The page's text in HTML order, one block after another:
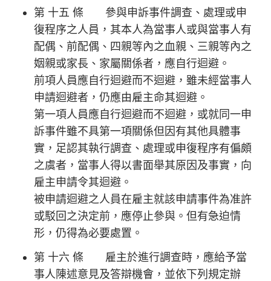
第 十五 條 參與申訴事件調查、處理或申
復程序之人員，其本人為當事人或與當事人有
配偶、前配偶、四親等內之血親、三親等內之
姻親或家長、家屬關係者，應自行迴避。
前項人員應自行迴避而不迴避，雖未經當事人
申請迴避者，仍應由雇主命其迴避。
第一項人員應自行迴避而不迴避，或就同一申
訴事件雖不具第一項關係但因有其他具體事
實，足認其執行調查、處理或申復程序有偏頗
之虞者，當事人得以書面舉其原因及事實，向
雇主申請令其迴避。
被申請迴避之人員在雇主就該申請事件為准許
或駁回之決定前，應停止參與。但有急迫情
形，仍得為必要處置。
第 十六 條 雇主於進行調查時，應給予當
事人陳述意見及答辯機會，並依下列規定辦